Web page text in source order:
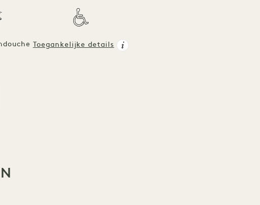
Toegankelijke details